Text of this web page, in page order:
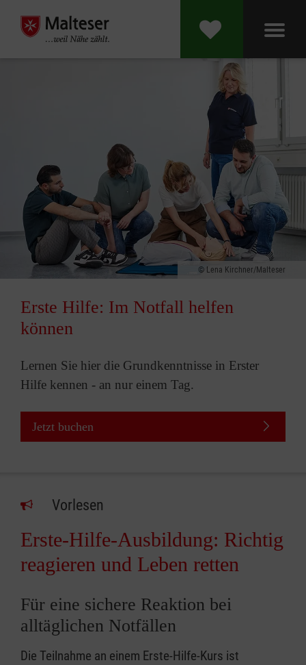
Lena Kirchner/Malteser
Erste Hilfe: Im Notfall helfen
können
Lernen Sie hier die Grundkenntnisse in Erster
Hilfe kennen - an nur einem Tag.
Jetzt buchen
Vorlesen
Erste-Hilfe-Ausbildung: Richtig
reagieren und Leben retten
Für eine sichere Reaktion bei
alltäglichen Notfällen
Die Teilnahme an einem Erste-Hilfe-Kurs ist